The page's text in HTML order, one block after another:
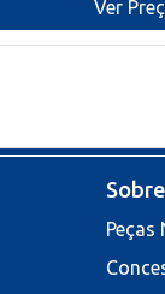
Ver
Peças